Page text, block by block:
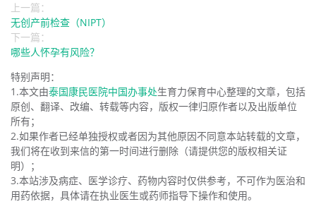
上一篇：
无创产前检查（NIPT）
下一篇：
哪些人怀孕有风险？
特别声明：
1.本文由泰国康民医院中国办事处生育力保育中心整理的文章，包括
原创、翻译、改编、转载等内容，版权一律归原作者以及出版单位
所有；
2.如果作者已经单独授权或者因为其他原因不同意本站转载的文章，
我们将在收到来信的第一时间进行删除（请提供您的版权相关证
明）；
3.本站涉及病症、医学诊疗、药物内容时仅供参考，不可作为医治和
用药依据，具体请在执业医生或药师指导下操作和使用。